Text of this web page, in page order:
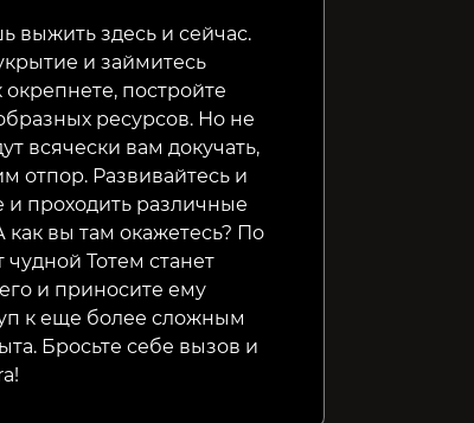
выжить здесь и сейчас.
и займитесь
постройте
ресурсов. Но не
всячески вам докучать,
отпор. Развивайтесь и
проходить различные
как вы там окажетесь? По
Тотем станет
и приносите ему
к еще более сложным
Бросьте себе вызов и